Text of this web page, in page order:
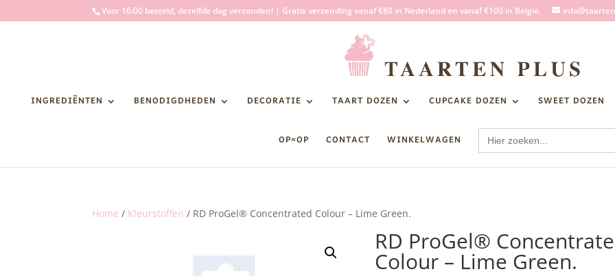
Voor 16:00 besteld, dezelfde dag verzonden! | Gratis verzending vanaf €80 in Nederland en vanaf €100 in België.
INGREDIËNTEN BENODIGDHEDEN DECORATIE TAART DOZEN CUPCAKE DOZEN SWEET DOZEN
OP=OP CONTACT WINKELWAGEN Zoek
naar:
Home / Kleurstoffen / RD ProGel® Concentrated Colour – Lime Green.
RD ProGel®
Colour – Lime Green.